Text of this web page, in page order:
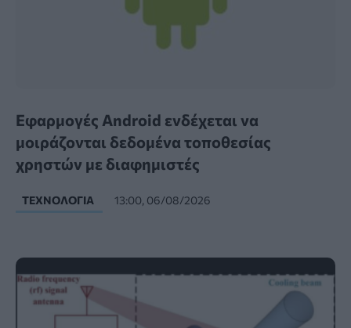
Εφαρμογές Android ενδέχεται να
μοιράζονται δεδομένα τοποθεσίας
χρηστών με διαφημιστές
ΤΕΧΝΟΛΟΓΊΑ 13:00, 06/08/2026